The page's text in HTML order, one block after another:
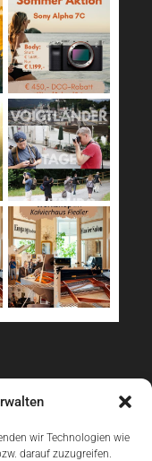
wir Technologien wie
darauf zuzugreifen.